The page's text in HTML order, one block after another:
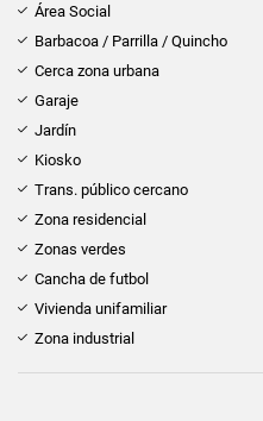
Área Social
Barbacoa / Parrilla / Quincho
Cerca zona urbana
Garaje
Jardín
Kiosko
Trans. público cercano
Zona residencial
Zonas verdes
Cancha de futbol
Vivienda unifamiliar
Zona industrial